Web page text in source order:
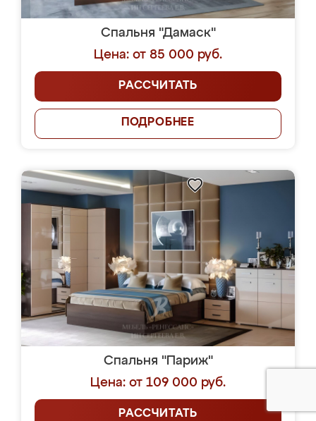
Спальня "Дамаск"
Цена: от 85 000 руб.
РАССЧИТАТЬ
ПОДРОБНЕЕ
Спальня "Париж"
Цена: от 109 000 руб.
РАССЧИТАТЬ